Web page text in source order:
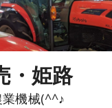
・姫路
機械(^^♪